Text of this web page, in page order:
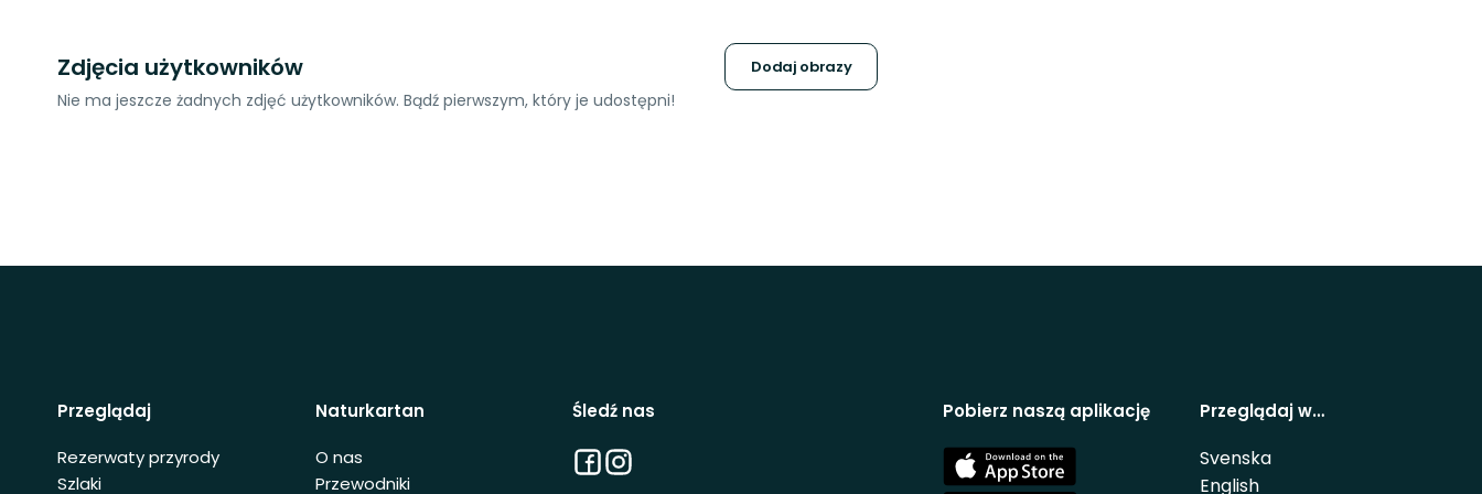
Zdjęcia użytkowników Dodaj obrazy
Nie ma jeszcze żadnych zdjęć użytkowników. Bądź pierwszym, który je udostępni!
Przeglądaj
Rezerwaty przyrody
Szlaki
Naturkartan
O nas
Przewodniki
Śledź nas
Facebook
Instagram
Pobierz naszą aplikację
App
Store
Przeglądaj w…
Svenska
English